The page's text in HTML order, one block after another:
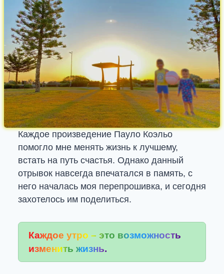
Каждое произведение Пауло Коэльо
помогло мне менять жизнь к лучшему,
встать на путь счастья. Однако данный
отрывок навсегда впечатался в память, с
него началась моя перепрошивка, и сегодня
захотелось им поделиться.
Каждое утро – это возможность
изменить жизнь.